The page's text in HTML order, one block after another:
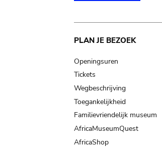
Main
navigation
PLAN JE BEZOEK
Openingsuren
Tickets
Wegbeschrijving
Toegankelijkheid
Familievriendelijk museum
AfricaMuseumQuest
AfricaShop